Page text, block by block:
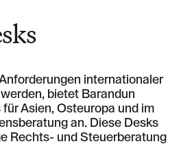
internationaler
bietet Barandun
Asien, Osteuropa und im
an. Diese Desks
Rechts- und Steuerberatung